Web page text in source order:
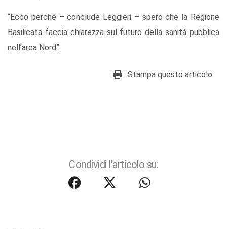
“Ecco perché – conclude Leggieri – spero che la Regione
Basilicata faccia chiarezza sul futuro della sanità pubblica
nell’area Nord”.
Stampa questo articolo
Condividi l'articolo su: